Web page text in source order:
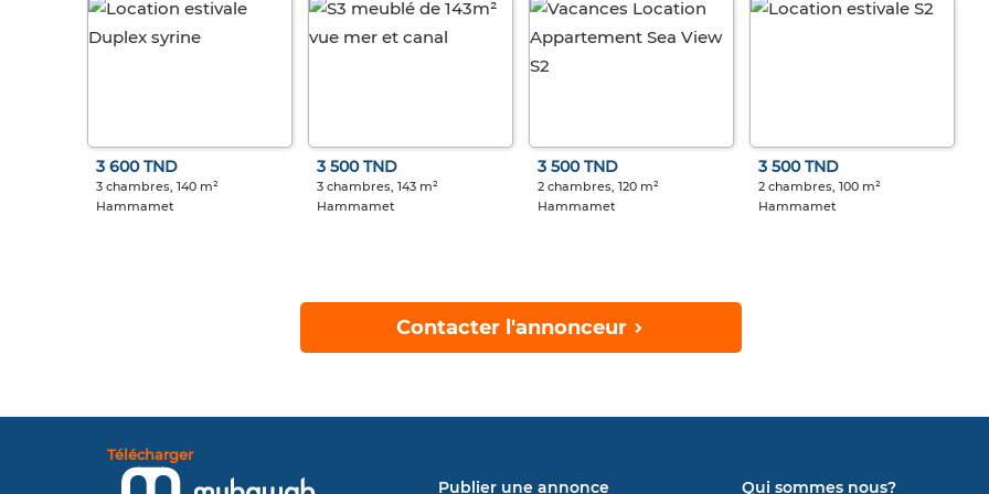
3 600 TND
3 chambres, 140 m²
Hammamet
3 500 TND
3 chambres, 143 m²
Hammamet
3 500 TND
2 chambres, 120 m²
Hammamet
3 500 TND
2 chambres, 100 m²
Hammamet
Contacter l'annonceur
Télécharger
Publier une annonce Qui sommes nous?